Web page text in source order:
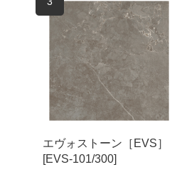
エヴォストーン［EVS］
[EVS-101/300]